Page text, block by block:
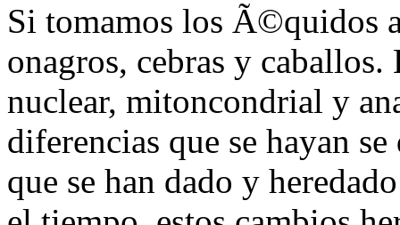
Si tomamos los Ã©quidos
onagros, cebras y
nuclear, mitoncondrial y
diferencias que se hayan
que se han dado y